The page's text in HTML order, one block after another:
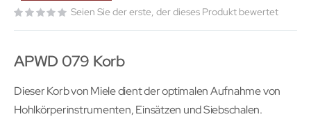
Seien Sie der erste, der dieses Produkt bewertet
APWD 079 Korb
Dieser Korb von Miele dient der optimalen Aufnahme von
Hohlkörperinstrumenten, Einsätzen und Siebschalen.